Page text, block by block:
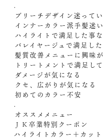
.
ブリーチデザイン迷ってい
インナーカラー派手髪迷
ハイライトで満足した事
バレイヤージュで満足し
髪質改善メニューに興味
トリートメントで満足し
️ダメージが気になる
️クセ、広がりが気になる
️初めてのカラー不安
.
️オススメメニュー️
ＪＫ卒業特別クーポン
ハイライトカラー＋カット